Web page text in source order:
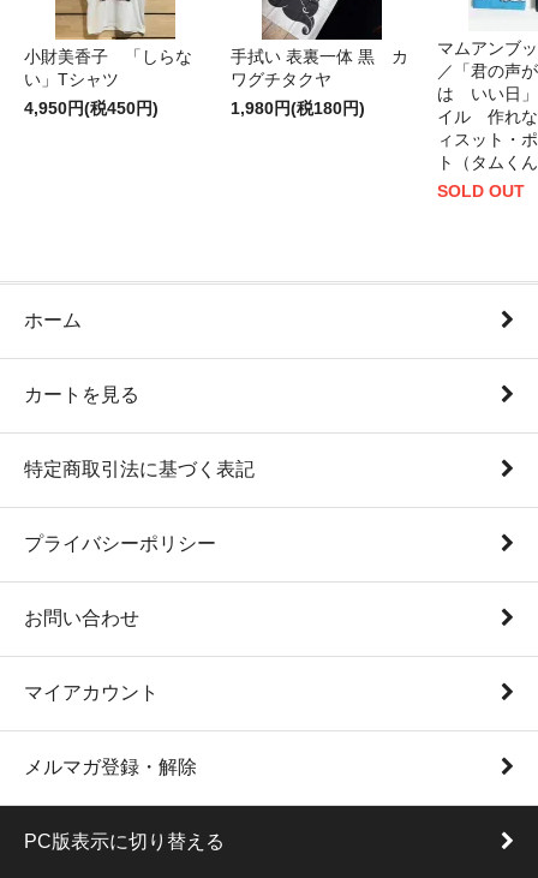
小財美香子 「しらな
い」Tシャツ
4,950円(税450円)
手拭い 表裏一体 黒 カ
ワグチタクヤ
1,980円(税180円)
マムアンブ
／「君の声
は いい日」
イル 作れ
ィスット・
ト（タムく
SOLD OUT
ホーム
カートを見る
特定商取引法に基づく表記
プライバシーポリシー
お問い合わせ
マイアカウント
メルマガ登録・解除
PC版表示に切り替える